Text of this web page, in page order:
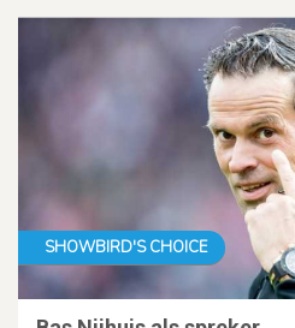
SHOWBIRD'S CHOICE